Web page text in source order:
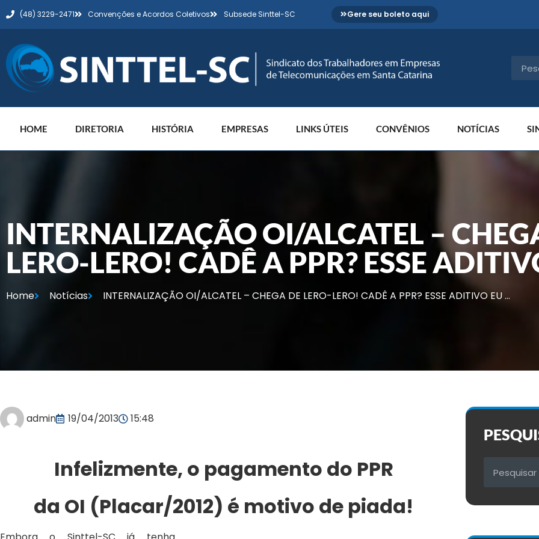
(48) 3229-2471 Convenções e Acordos Coletivos Subsede Sinttel-SC Gere seu boleto aqui
HOME DIRETORIA HISTÓRIA EMPRESAS LINKS ÚTEIS CONVÊNIOS NOTÍCIAS
INTERNALIZAÇÃO OI/ALCATEL –
LERO-LERO! CADÊ A PPR? ESSE
Home Notícias INTERNALIZAÇÃO OI/ALCATEL – CHEGA DE LERO-LERO! CADÊ A PPR? ESSE ADITIVO EU …
admin 19/04/2013 15:48
Infelizmente, o pagamento do PPR
da OI (Placar/2012) é motivo de piada!